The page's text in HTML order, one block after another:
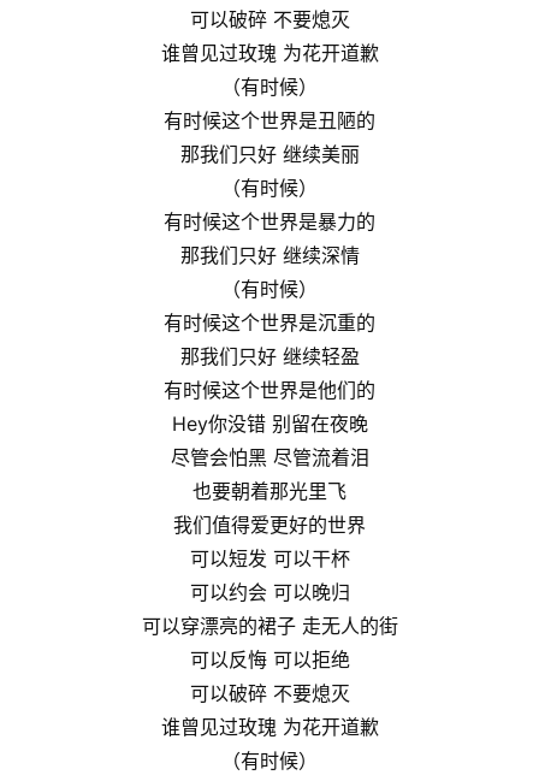
可以破碎 不要熄灭
谁曾见过玫瑰 为花开道歉
（有时候）
有时候这个世界是丑陋的
那我们只好 继续美丽
（有时候）
有时候这个世界是暴力的
那我们只好 继续深情
（有时候）
有时候这个世界是沉重的
那我们只好 继续轻盈
有时候这个世界是他们的
Hey你没错 别留在夜晚
尽管会怕黑 尽管流着泪
也要朝着那光里飞
我们值得爱更好的世界
可以短发 可以干杯
可以约会 可以晚归
可以穿漂亮的裙子 走无人的街
可以反悔 可以拒绝
可以破碎 不要熄灭
谁曾见过玫瑰 为花开道歉
（有时候）